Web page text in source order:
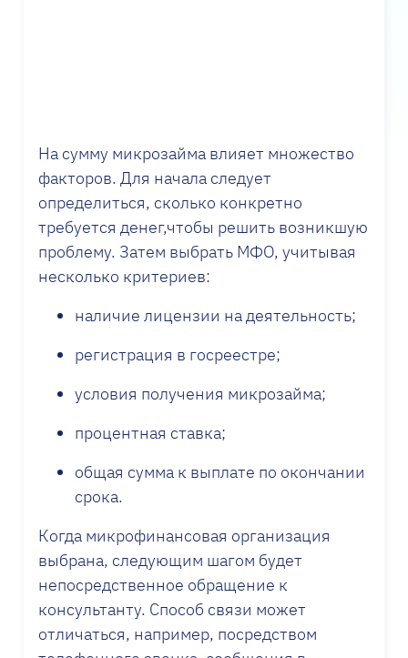
На сумму микрозайма влияет множество
факторов. Для начала следует
определиться, сколько конкретно
требуется денег,чтобы решить возникшую
проблему. Затем выбрать МФО, учитывая
несколько критериев:
наличие лицензии на деятельность;
регистрация в госреестре;
условия получения микрозайма;
процентная ставка;
общая сумма к выплате по окончании
срока.
Когда микрофинансовая организация
выбрана, следующим шагом будет
непосредственное обращение к
консультанту. Способ связи может
отличаться, например, посредством